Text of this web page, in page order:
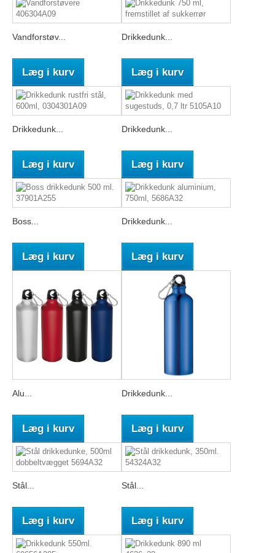
Vandforstøv...
Læg i kurv
Drikkedunk...
Læg i kurv
Drikkedunk...
Læg i kurv
Drikkedunk...
Læg i kurv
Boss...
Læg i kurv
Drikkedunk...
Læg i kurv
Alu...
Læg i kurv
Drikkedunk...
Læg i kurv
Stål...
Læg i kurv
Stål...
Læg i kurv